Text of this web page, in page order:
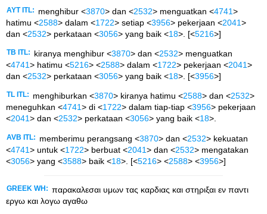
AYT ITL: menghibur <3870> dan <2532> menguatkan <4741>
hatimu <2588> dalam <1722> setiap <3956> pekerjaan <2041>
dan <2532> perkataan <3056> yang baik <18>. [<5216>]
TB ITL: kiranya menghibur <3870> dan <2532> menguatkan
<4741> hatimu <5216> <2588> dalam <1722> pekerjaan <2041>
dan <2532> perkataan <3056> yang baik <18>. [<3956>]
TL ITL: menghiburkan <3870> kiranya hatimu <2588> dan <2532>
meneguhkan <4741> di <1722> dalam tiap-tiap <3956> pekerjaan
<2041> dan <2532> perkataan <3056> yang baik <18>.
AVB ITL: memberimu perangsang <3870> dan <2532> kekuatan
<4741> untuk <1722> berbuat <2041> dan <2532> mengatakan
<3056> yang <3588> baik <18>. [<5216> <2588> <3956>]
GREEK WH: παρακαλεσαι υμων τας καρδιας και στηριξαι εν παντι
εργω και λογω αγαθω